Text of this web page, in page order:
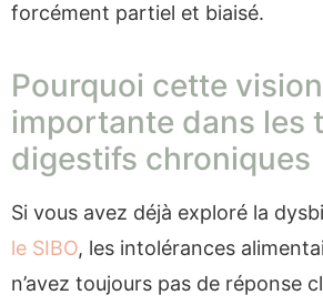
forcément partiel et biaisé.
Pourquoi cette
importante dans les
digestifs chroniques
Si vous avez déjà exploré la
le SIBO, les intolérances
n’avez toujours pas de réponse